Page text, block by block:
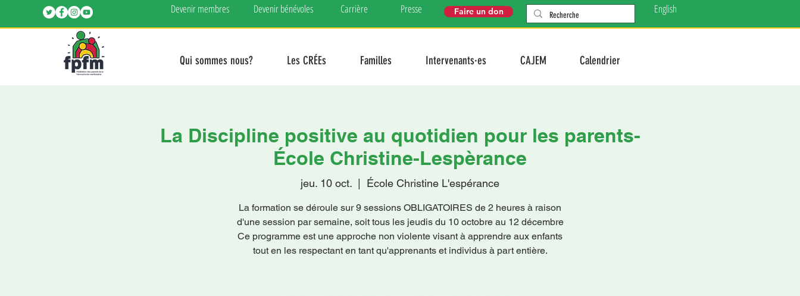
Devenir membres Devenir bénévoles Carrière Presse Faire un don English
Qui sommes nous? Les CRÉEs Familles Intervenants·es CAJEM Calendrier
La Discipline positive au quotidien pour les parents-
École Christine-Lespèrance
jeu. 10 oct.
  |
École Christine L'espérance
La formation se déroule sur 9 sessions OBLIGATOIRES de 2 heures à raison
d'une session par semaine, soit tous les jeudis du 10 octobre au 12 décembre
Ce programme est une approche non violente visant à apprendre aux enfants